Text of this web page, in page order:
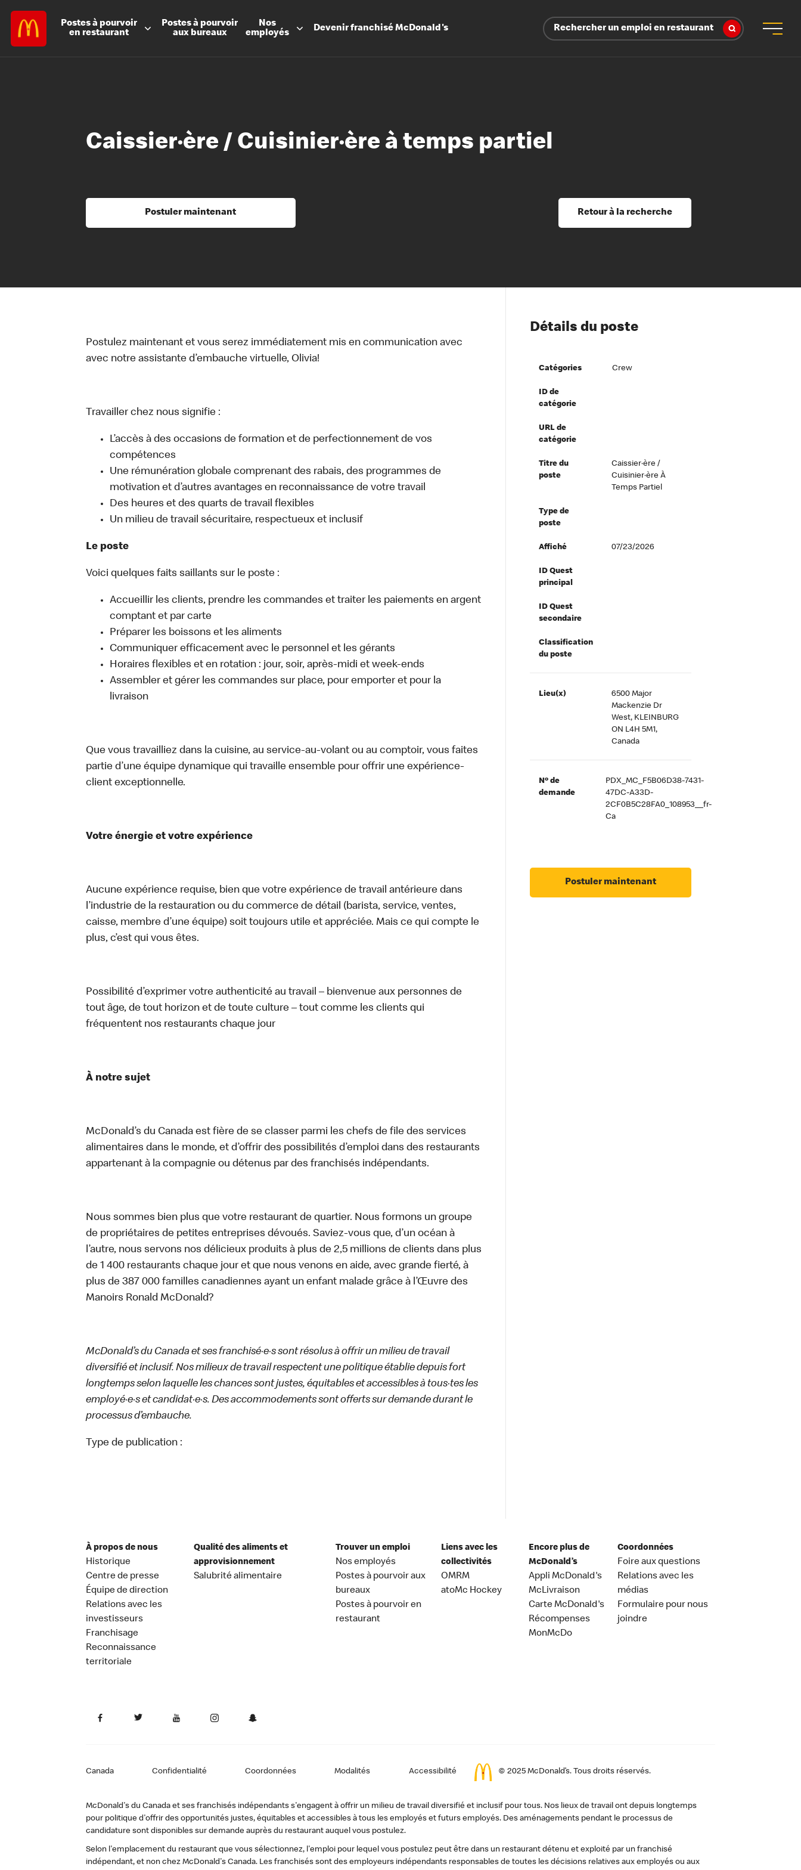
Postes à pourvoir
en restaurant
Postes à pourvoir
aux bureaux
Nos
employés
DevenirfranchiséMcDonald's Rechercher un emploi en restaurant
Apprentissage et perfectionnement
Les Arches du savoir
Notre vision à l’égard de nos employés
Nos principes directeurs
Diversité, équité et inclusion
Santé et sécurité au travail
Accommodements
Caissier·ère / Cuisinier·ère à temps partiel
Postuler maintenant Retour à la recherche
Postulez maintenant et vous serez immédiatement mis en communication avec
avec notre assistante d’embauche virtuelle, Olivia!
Travailler chez nous signifie :
L’accès à des occasions de formation et de perfectionnement de vos
compétences
Une rémunération globale comprenant des rabais, des programmes de
motivation et d’autres avantages en reconnaissance de votre travail
Des heures et des quarts de travail flexibles
Un milieu de travail sécuritaire, respectueux et inclusif
Le poste
Voici quelques faits saillants sur le poste :
Accueillir les clients, prendre les commandes et traiter les paiements en argent
comptant et par carte
Préparer les boissons et les aliments
Communiquer efficacement avec le personnel et les gérants
Horaires flexibles et en rotation : jour, soir, après-midi et week-ends
Assembler et gérer les commandes sur place, pour emporter et pour la
livraison
Que vous travailliez dans la cuisine, au service-au-volant ou au comptoir, vous faites
partie d’une équipe dynamique qui travaille ensemble pour offrir une expérience-
client exceptionnelle.
Votre énergie et votre expérience
Aucune expérience requise, bien que votre expérience de travail antérieure dans
l’industrie de la restauration ou du commerce de détail (barista, service, ventes,
caisse, membre d’une équipe) soit toujours utile et appréciée. Mais ce qui compte le
plus, c’est qui vous êtes.
Possibilité d’exprimer votre authenticité au travail – bienvenue aux personnes de
tout âge, de tout horizon et de toute culture – tout comme les clients qui
fréquentent nos restaurants chaque jour
À notre sujet
McDonald’s du Canada est fière de se classer parmi les chefs de file des services
alimentaires dans le monde, et d’offrir des possibilités d’emploi dans des restaurants
appartenant à la compagnie ou détenus par des franchisés indépendants.
Nous sommes bien plus que votre restaurant de quartier. Nous formons un groupe
de propriétaires de petites entreprises dévoués. Saviez-vous que, d’un océan à
l’autre, nous servons nos délicieux produits à plus de 2,5 millions de clients dans plus
de 1 400 restaurants chaque jour et que nous venons en aide, avec grande fierté, à
plus de 387 000 familles canadiennes ayant un enfant malade grâce à l’Œuvre des
Manoirs Ronald McDonald?
McDonald’s du Canada et ses franchisé·e·s sont résolus à offrir un milieu de travail
diversifié et inclusif. Nos milieux de travail respectent une politique établie depuis fort
longtemps selon laquelle les chances sont justes, équitables et accessibles à tous·tes les
employé·e·s et candidat·e·s. Des accommodements sont offerts sur demande durant le
processus d’embauche.
Type de publication :
Détails du poste
Catégories Crew
ID de
catégorie
URL de
catégorie
Titre du
poste
Caissier·ère /
Cuisinier·ère À
Temps Partiel
Type de
poste
Affiché 07/23/2026
ID Quest
principal
ID Quest
secondaire
Classification
du poste
Lieu(x)
6500 Major
Mackenzie Dr
West, KLEINBURG
ON L4H 5M1,
Canada
Nº de
demande
PDX_MC_F5B06D38-7431-
47DC-A33D-
2CF0B5C28FA0_108953__fr-
Ca
Postuler maintenant
À propos de nous
Historique
Centre de presse
Équipe de direction
Relations avec les
investisseurs
Franchisage
Reconnaissance
territoriale
Qualité des aliments et
approvisionnement
Salubrité alimentaire
Trouver un emploi
Nos employés
Postes à pourvoir aux
bureaux
Postes à pourvoir en
restaurant
Liens avec les
collectivités
OMRM
atoMc Hockey
Encore plus de
McDonald’s
Appli McDonald's
McLivraison
Carte McDonald's
Récompenses
MonMcDo
Coordonnées
Foire aux questions
Relations avec les
médias
Formulaire pour nous
joindre
Canada Confidentialité Coordonnées Modalités Accessibilité © 2025 McDonald’s. Tous droits réservés.
McDonald's du Canada et ses franchisés indépendants s'engagent à offrir un milieu de travail diversifié et inclusif pour tous. Nos lieux de travail ont depuis longtemps
pour politique d'offrir des opportunités justes, équitables et accessibles à tous les employés et futurs employés. Des aménagements pendant le processus de
candidature sont disponibles sur demande auprès du restaurant auquel vous postulez.
Selon l'emplacement du restaurant que vous sélectionnez, l'emploi pour lequel vous postulez peut être dans un restaurant détenu et exploité par un franchisé
indépendant, et non chez McDonald's Canada. Les franchisés sont des employeurs indépendants responsables de toutes les décisions relatives aux employés ou aux